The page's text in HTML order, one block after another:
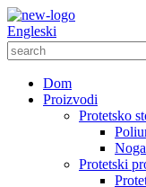
Engleski
Dom
Proizvodi
Protetsko
Protetski